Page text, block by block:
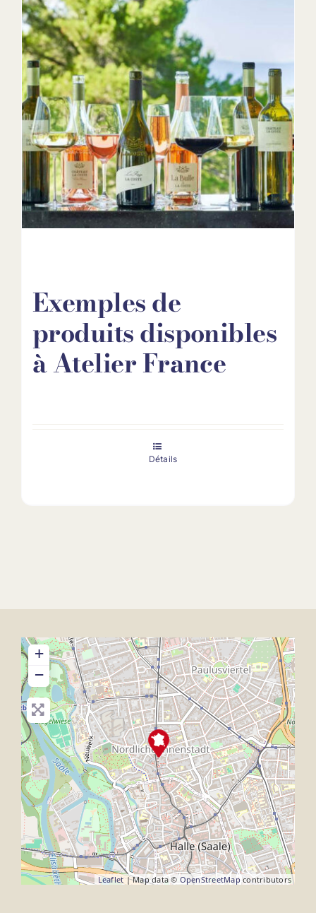
Exemples de
produits disponibles
à Atelier France
Détails
+
−
Leaflet| Map data © OpenStreetMap contributors